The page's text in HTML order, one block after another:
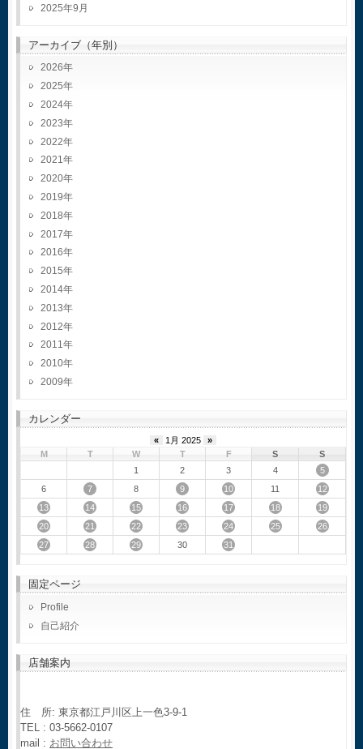
2025年9月
アーカイブ（年別）
2026
2025
2024
2023
2022
2021
2020
2019
2018
2017
2016
2015
2014
2013
2012
2011
2010
2009
カレンダー
« 1月 2025
»
M
T W T F S
S
1
2 3 4
5
6
7 8 9 10 11
12
13
14 15 16 17 18
19
20
21 22 23 24 25
26
27
28 29 30 31
固定ページ
Profile
自己紹介
店舗案内
住 所: 東京都江戸川区上一色3-9-1
TEL : 03-5662-0107
mail : お問い合わせ